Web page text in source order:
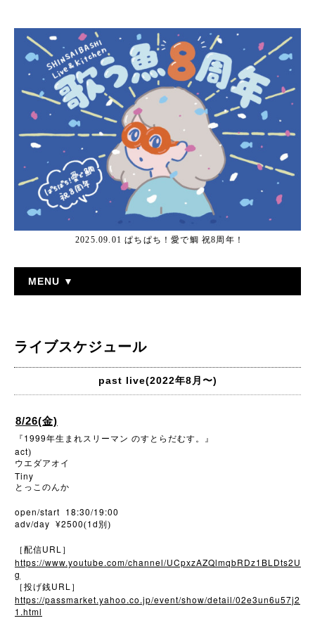
2025.09.01 ぱちぱち！愛で鯛 祝8周年！
MENU ▼
ライブスケジュール
past live(2022年8月〜)
8/26(金)
『 1999年生まれスリーマン のすとらだむす。』
act)
ウエダアオイ
Tiny
とっこのんか
open/start 18:30/19:00
adv/day ¥2500(1d 別)
［配信URL ］
https://www.youtube.com/channel/UCpxzAZQlmqbRDz1BLDts2U
g
［投げ銭URL ］
https://passmarket.yahoo.co.jp/event/show/detail/02e3un6u57j2
1.html